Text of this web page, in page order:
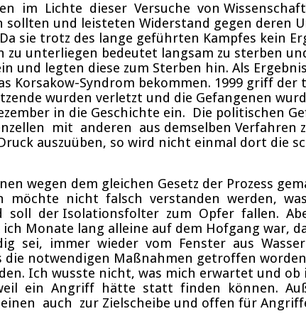
Lichte dieser Versuche von
und leisteten Widerstand gegen deren
sie trotz des lange geführten Kampfes kein
zu unterliegen bedeutet langsam zu sterben
und legten diese zum Sterben hin. Als
Korsakow-Syndrom bekommen. 1999 griff
wurden verletzt und die Gefangenen
in die Geschichte ein. Die politischen
mit anderen aus demselben Verfahren
auszuüben, so wird nicht einmal dort die
wegen dem gleichen Gesetz der Prozess
möchte nicht falsch verstanden werden,
soll der Isolationsfolter zum Opfer fallen.
Monate lang alleine auf dem Hofgang war,
sei, immer wieder vom Fenster aus
die notwendigen Maßnahmen getroffen
Ich wusste nicht, was mich erwartet und
ein Angriff hätte statt finden können.
auch zur Zielscheibe und offen für